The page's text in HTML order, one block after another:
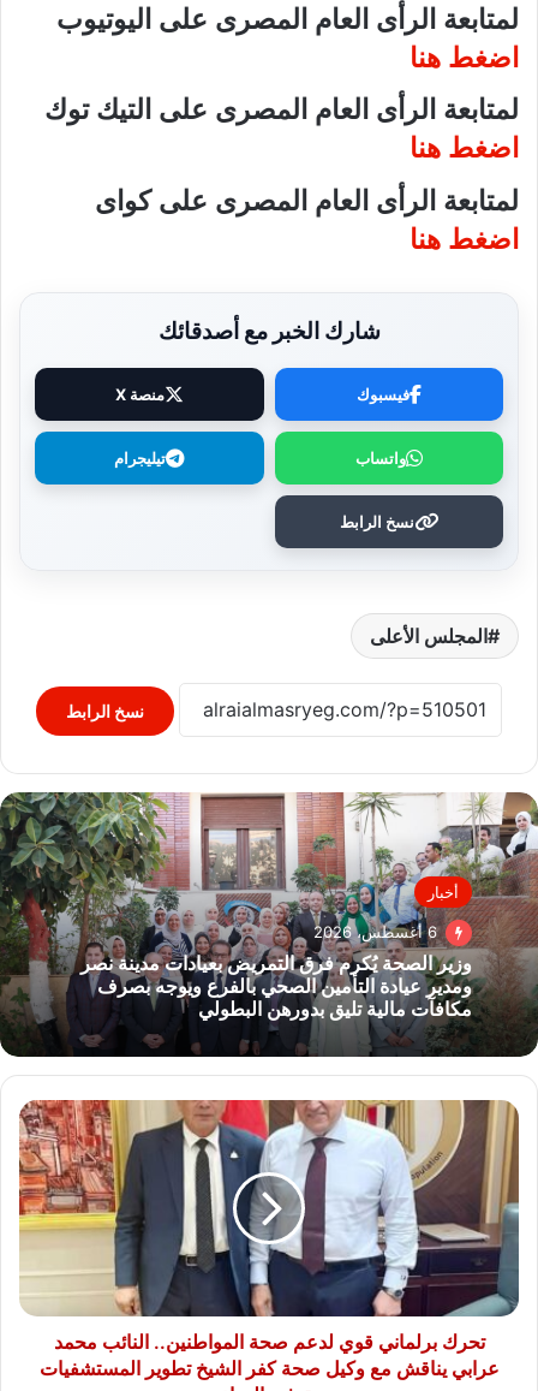
لمتابعة الرأى العام المصرى على اليوتيوب
اضغط هنا
لمتابعة الرأى العام المصرى على التيك توك
اضغط هنا
لمتابعة الرأى العام المصرى على كواى
اضغط هنا
شارك الخبر مع أصدقائك
فيسبوك منصة X
واتساب تيليجرام
نسخ الرابط
المجلس الأعلى
نسخ الرابط
أخبار
6 أغسطس، 2026
وزير الصحة يُكرم فرق التمريض بعيادات مدينة نصر
ومدير عيادة التأمين الصحي بالفرع ويوجه بصرف
مكافآت مالية تليق بدورهن البطولي
تحرك
برلماني
قوي
لدعم
صحة
المواطنين..
النائب
محمد
عرابي
يناقشتحرك برلماني قوي لدعم صحة المواطنين.. النائب محمد
عرابي يناقش مع وكيل صحة كفر الشيخ تطوير المستشفيات